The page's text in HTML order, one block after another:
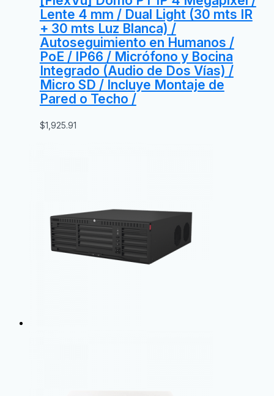
Lente 4 mm / Dual Light (30 mts IR
+ 30 mts Luz Blanca) /
Autoseguimiento en Humanos /
PoE / IP66 / Micrófono y Bocina
Integrado (Audio de Dos Vías) /
Micro SD / Incluye Montaje de
Pared o Techo /
$1,925.91